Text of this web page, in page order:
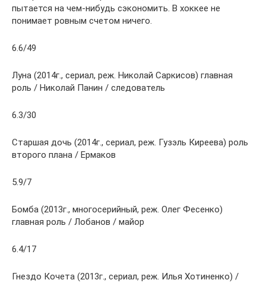
пытается на чем-нибудь сэкономить. В хоккее не
понимает ровным счетом ничего.
6.6/49
Луна (2014г., сериал, реж. Николай Саркисов) главная
роль / Николай Панин / следователь
6.3/30
Старшая дочь (2014г., сериал, реж. Гузэль Киреева) роль
второго плана / Ермаков
5.9/7
Бомба (2013г., многосерийный, реж. Олег Фесенко)
главная роль / Лобанов / майор
6.4/17
Гнездо Кочета (2013г., сериал, реж. Илья Хотиненко) /